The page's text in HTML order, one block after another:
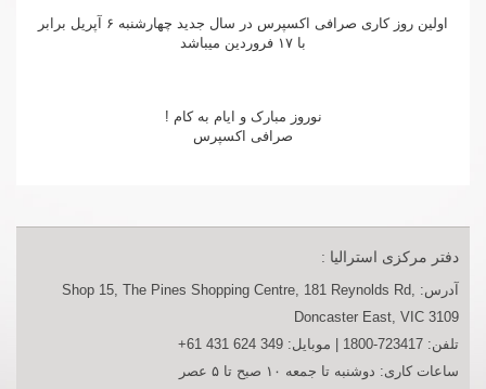
اولین روز کاری صرافی اکسپرس در سال جدید چهارشنبه ۶ آپریل برابر
با ۱۷ فروردین میباشد
نوروز مبارک و ایام به کام !
صرافی اکسپرس
دفتر مرکزی استرالیا :
آدرس: Shop 15, The Pines Shopping Centre, 181 Reynolds Rd,
Doncaster East, VIC 3109
تلفن: 1800-723417 | موبایل: +61 431 624 349
ساعات کاری: دوشنبه تا جمعه ۱۰ صبح تا ۵ عصر